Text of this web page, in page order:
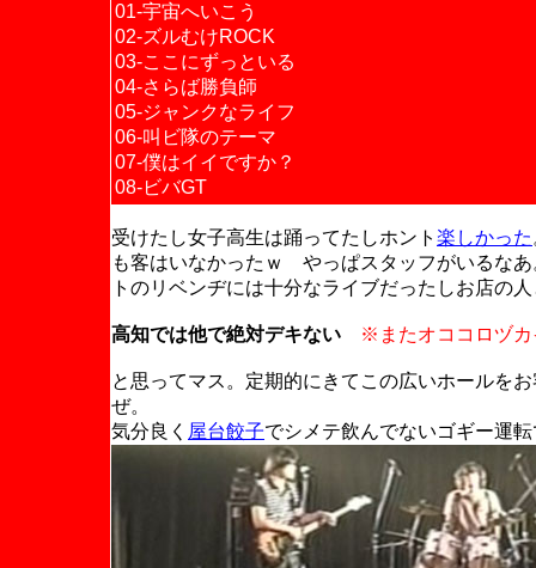
01-宇宙へいこう
02-ズルむけROCK
03-ここにずっといる
04-さらば勝負師
05-ジャンクなライフ
06-叫ビ隊のテーマ
07-僕はイイですか？
08-ビバGT
受けたし女子高生は踊ってたしホント 楽しかった
も客はいなかったｗ やっぱスタッフがいるな
トのリベンヂには十分なライブだったしお店の
高知では他で絶対デキない ※またオココロヅカ
と思ってマス。定期的にきてこの広いホールを
ぜ。
気分良く 屋台餃子でシメテ飲んでないゴギー運